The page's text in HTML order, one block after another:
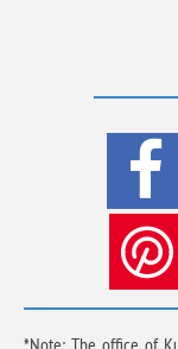
*Note: The office of